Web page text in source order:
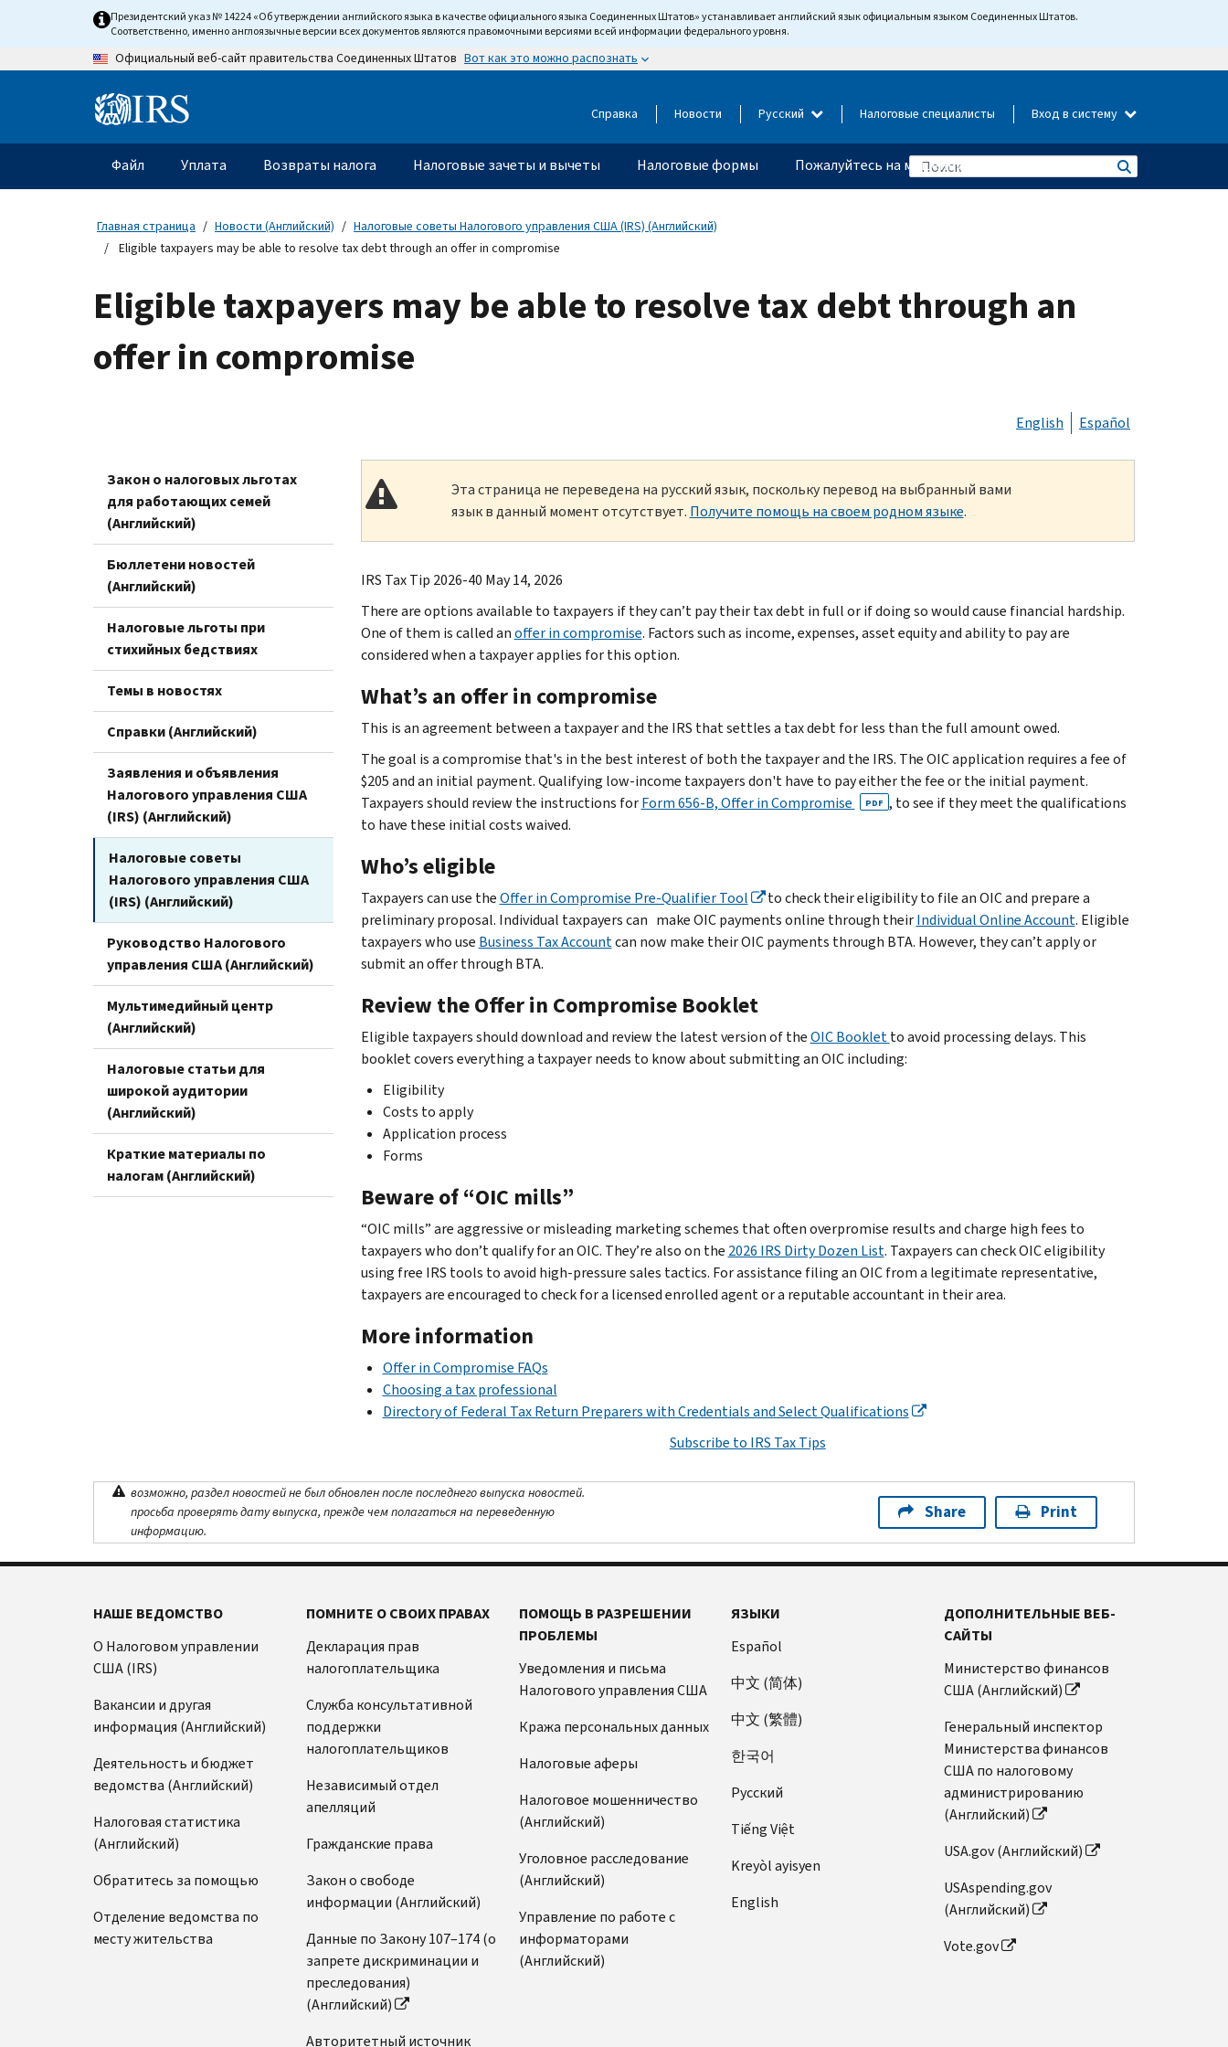
content
Президентский указ № 14224 «Об утверждении английского языка в качестве официального языка Соединенных Штатов» устанавливает английский язык официальным языком Соединенных Штатов.
Соответственно, именно англоязычные версии всех документов являются правомочными версиями всей информации федерального уровня.
Официальный веб-сайт правительства Соединенных Штатов Вот как это можно распознать
Information Справка Новости Русский Налоговые специалисты Вход в систему
Главное
меню
Файл Уплата Возвраты налога Налоговые зачеты и вычеты Налоговые формы Пожалуйтесь на мошенничество
Главная страница Новости (Английский)
Налоговые советы Налогового управления США (IRS) (Английский)
Eligible taxpayers may be able to resolve tax debt through an offer in compromise
Eligible taxpayers may be able to resolve tax debt through an
offer in compromise
English Español
Закон о налоговых льготах
для работающих семей
(Английский)
Бюллетени новостей
(Английский)
Налоговые льготы при
стихийных бедствиях
Темы в новостях
Справки (Английский)
Заявления и объявления
Налогового управления США
(IRS) (Английский)
Налоговые советы
Налогового управления США
(IRS) (Английский)
Руководство Налогового
управления США (Английский)
Мультимедийный центр
(Английский)
Налоговые статьи для
широкой аудитории
(Английский)
Краткие материалы по
налогам (Английский)
Эта страница не переведена на русский язык, поскольку перевод на выбранный вами
язык в данный момент отсутствует. Получите помощь на своем родном языке.
IRS Tax Tip 2026-40 May 14, 2026
There are options available to taxpayers if they can’t pay their tax debt in full or if doing so would cause financial hardship.
One of them is called anoffer in compromise. Factors such as income, expenses, asset equity and ability to pay are
considered when a taxpayer applies for this option.
What’s an offer in compromise
This is an agreement between a taxpayer and the IRS that settles a tax debt for less than the full amount owed.
The goal is a compromise that's in the best interest of both the taxpayer and the IRS. The OIC application requires a fee of
$205 and an initial payment. Qualifying low-income taxpayers don't have to pay either the fee or the initial payment.
Taxpayers should review the instructions forForm 656-B, Offer in Compromise PDF , to see if they meet the qualifications
to have these initial costs waived.
Who’s eligible
Taxpayers can use theOffer in Compromise Pre-Qualifier Tool
to check their eligibility to file an OIC and prepare a
preliminary proposal. Individual taxpayers can make OIC payments online through theirIndividual Online Account. Eligible
taxpayers who use Business Tax Accountcan now make their OIC payments through BTA. However, they can’t apply or
submit an offer through BTA.
Review the Offer in Compromise Booklet
Eligible taxpayers should download and review the latest version of theOIC Bookletto avoid processing delays. This
booklet covers everything a taxpayer needs to know about submitting an OIC including:
Eligibility
Costs to apply
Application process
Forms
Beware of “OIC mills”
“OIC mills” are aggressive or misleading marketing schemes that often overpromise results and charge high fees to
taxpayers who don’t qualify for an OIC. They’re also on the 2026 IRS Dirty Dozen List. Taxpayers can check OIC eligibility
using free IRS tools to avoid high-pressure sales tactics. For assistance filing an OIC from a legitimate representative,
taxpayers are encouraged to check for a licensed enrolled agent or a reputable accountant in their area.
More information
Offer in Compromise FAQs
Choosing a tax professional
Directory of Federal Tax Return Preparers with Credentials and Select Qualifications
Subscribe to IRS Tax Tips
возможно, раздел новостей не был обновлен после последнего выпуска новостей.
просьба проверять дату выпуска, прежде чем полагаться на переведенную
информацию.
Share Print
НАШЕ ВЕДОМСТВО
О Налоговом управлении
США (IRS)
Вакансии и другая
информация (Английский)
Деятельность и бюджет
ведомства (Английский)
Налоговая статистика
(Английский)
Обратитесь за помощью
Отделение ведомства по
месту жительства
ПОМНИТЕ О СВОИХ ПРАВАХ
Декларация прав
налогоплательщика
Служба консультативной
поддержки
налогоплательщиков
Независимый отдел
апелляций
Гражданские права
Закон о свободе
информации (Английский)
Данные по Закону 107–174 (о
запрете дискриминации и
преследования)
(Английский)
Авторитетный источник
ПОМОЩЬ В РАЗРЕШЕНИИ
ПРОБЛЕМЫ
Уведомления и письма
Налогового управления США
Кража персональных данных
Налоговые аферы
Налоговое мошенничество
(Английский)
Уголовное расследование
(Английский)
Управление по работе с
информаторами
(Английский)
ЯЗЫКИ
Español
中文 (简体)
中文 (繁體)
한국어
Pусский
Tiếng Việt
Kreyòl ayisyen
English
ДОПОЛНИТЕЛЬНЫЕ ВЕБ-
САЙТЫ
Министерство финансов
США (Английский)
Генеральный инспектор
Министерства финансов
США по налоговому
администрированию
(Английский)
USA.gov (Английский)
USAspending.gov
(Английский)
Vote.gov